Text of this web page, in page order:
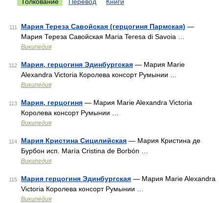
111 Мария Тереза Савойская (герцогиня Пармская) —
Мария Тереза Савойская Maria Teresa di Savoia …
Википедия
112 Мария, герцогиня Эдинбургская — Мария Marie
Alexandra Victoria Королева консорт Румынии …
Википедия
113 Мария, герцогиня — Мария Marie Alexandra Victoria
Королева консорт Румынии …
Википедия
114 Мария Кристина Сицилийская — Мария Кристина де
Бурбон исп. María Cristina de Borbón …
Википедия
115 Мария герцогиня Эдинбургская — Мария Marie Alexandra
Victoria Королева консорт Румынии …
Википедия